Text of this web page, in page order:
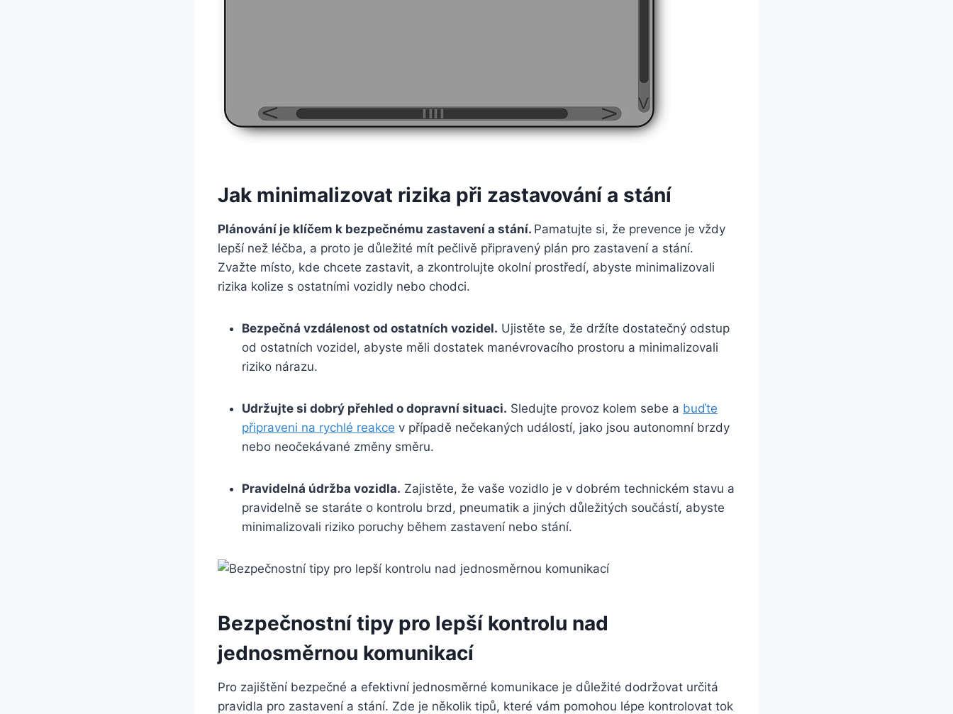
Jak minimalizovat rizika při zastavování a stání
Plánování je klíčem k bezpečnému zastavení a stání. Pamatujte si, že prevence je vždy
lepší než léčba, a proto je důležité mít pečlivě připravený plán pro zastavení a stání.
Zvažte místo, kde chcete zastavit, a zkontrolujte okolní prostředí, abyste minimalizovali
rizika kolize s ostatními vozidly nebo chodci.
Bezpečná vzdálenost od ostatních vozidel. Ujistěte se, že držíte dostatečný odstup
od ostatních vozidel, abyste měli dostatek manévrovacího prostoru a minimalizovali
riziko nárazu.
Udržujte si dobrý přehled o dopravní situaci. Sledujte provoz kolem sebe a buďte
připraveni na rychlé reakce v případě nečekaných událostí, jako jsou autonomní brzdy
nebo neočekávané změny směru.
Pravidelná údržba vozidla. Zajistěte, že vaše vozidlo je v dobrém technickém stavu a
pravidelně se staráte o kontrolu brzd, pneumatik a jiných důležitých součástí, abyste
minimalizovali riziko poruchy během zastavení nebo stání.
Bezpečnostní tipy pro lepší kontrolu nad
jednosměrnou komunikací
Pro zajištění bezpečné a efektivní jednosměrné komunikace je důležité dodržovat určitá
pravidla pro zastavení a stání. Zde je několik tipů, které vám pomohou lépe kontrolovat tok